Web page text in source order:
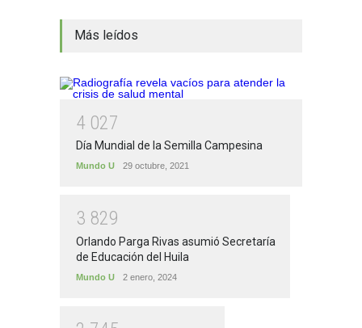
Más leídos
4 027
Día Mundial de la Semilla Campesina
Mundo U 29 octubre, 2021
3 829
Orlando Parga Rivas asumió Secretaría
de Educación del Huila
Mundo U 2 enero, 2024